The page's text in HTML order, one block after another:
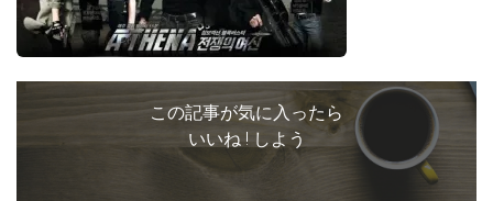
この記事が気に入ったら
いいね ! しよう